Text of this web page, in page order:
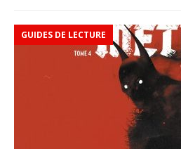
GUIDES DE LECTURE